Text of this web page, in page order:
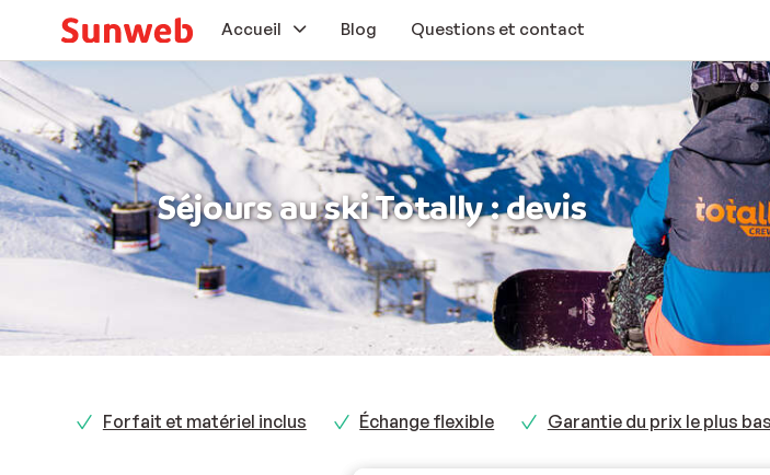
Accueil Blog Questions et contact
Vacances au soleil
Vacances au ski
En voiture
Bons plans
Séjours au ski Totally : devis
Forfait et matériel inclus Échange flexible Garantie du prix le plus bas